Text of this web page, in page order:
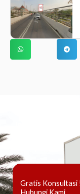
Ingin tahu tentang
Kami Berikan
Gratis Konsultasi
Hubungi Kami